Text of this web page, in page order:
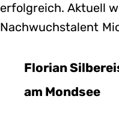
erfolgreich. Aktuell
Nachwuchstalent
Florian
am Mondsee